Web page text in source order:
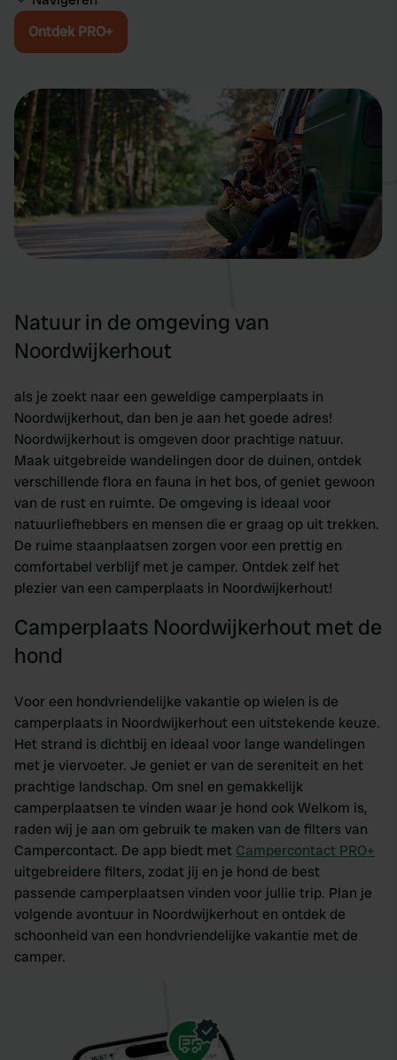
Ontdek PRO+
Natuur in de omgeving van
Noordwijkerhout
als je zoekt naar een geweldige camperplaats in
Noordwijkerhout, dan ben je aan het goede adres!
Noordwijkerhout is omgeven door prachtige natuur.
Maak uitgebreide wandelingen door de duinen, ontdek
verschillende flora en fauna in het bos, of geniet gewoon
van de rust en ruimte. De omgeving is ideaal voor
natuurliefhebbers en mensen die er graag op uit trekken.
De ruime staanplaatsen zorgen voor een prettig en
comfortabel verblijf met je camper. Ontdek zelf het
plezier van een camperplaats in Noordwijkerhout!
Camperplaats Noordwijkerhout met de
hond
Voor een hondvriendelijke vakantie op wielen is de
camperplaats in Noordwijkerhout een uitstekende keuze.
Het strand is dichtbij en ideaal voor lange wandelingen
met je viervoeter. Je geniet er van de sereniteit en het
prachtige landschap. Om snel en gemakkelijk
camperplaatsen te vinden waar je hond ook Welkom is,
raden wij je aan om gebruik te maken van de filters van
Campercontact. De app biedt met Campercontact PRO+
uitgebreidere filters, zodat jij en je hond de best
passende camperplaatsen vinden voor jullie trip. Plan je
volgende avontuur in Noordwijkerhout en ontdek de
schoonheid van een hondvriendelijke vakantie met de
camper.